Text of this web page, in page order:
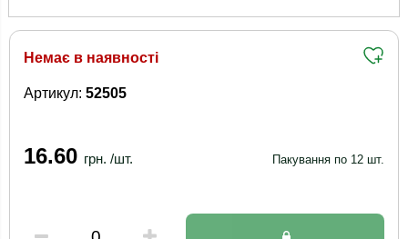
Немає в наявності
Артикул: 52505
16.60 грн. /шт. Пакування по 12 шт.